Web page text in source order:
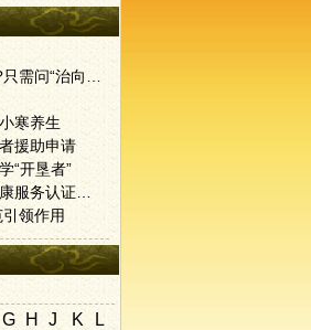
不要问“病从何来”?只需问“治向何去”?
寒养生
援助申请
“开垦者”
我国将建中医药健康服务认证体系
领作用
G H J K
L